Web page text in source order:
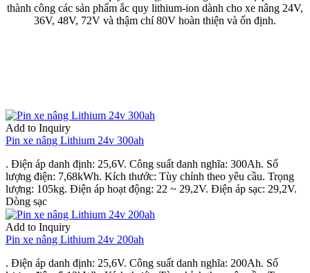
thành công các sản phẩm ắc quy lithium-ion dành cho xe nâng 24V,
36V, 48V, 72V và thậm chí 80V hoàn thiện và ổn định.
Add to Inquiry
Pin xe nâng Lithium 24v 300ah
. Điện áp danh định: 25,6V. Công suất danh nghĩa: 300Ah. Số
lượng điện: 7,68kWh. Kích thước: Tùy chỉnh theo yêu cầu. Trọng
lượng: 105kg. Điện áp hoạt động: 22 ~ 29,2V. Điện áp sạc: 29,2V.
Dòng sạc
Add to Inquiry
Pin xe nâng Lithium 24v 200ah
. Điện áp danh định: 25,6V. Công suất danh nghĩa: 200Ah. Số